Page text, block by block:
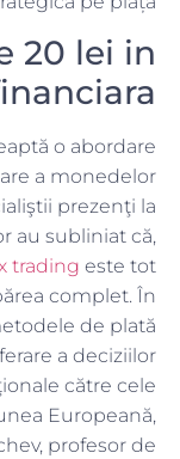
20 lei in
o abordare
a monedelor
prezenţi la
au subliniat că,
trading este tot
complet. În
de plată
a deciziilor
către cele
Europeană,
profesor de